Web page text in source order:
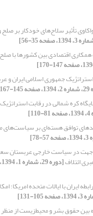
تأثیر سلاح‌های خودکار بر
اقتصادی بین کشورها با
جمهوری اسلامی ایران و
کره شمالی در رقابت
توافق هسته‌ای بر سیاست‌های
جهت در سیاست خارجی عربستان
ائتلاف
رابطه ایران با ایالات متحده امریکا؛
بین حقوق بشر و محیط‌زیست از